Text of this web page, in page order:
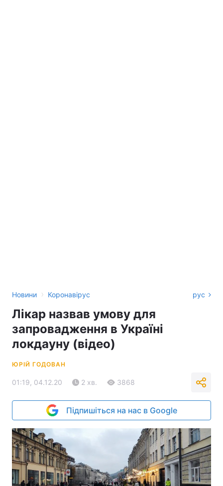
Новини › Коронавірус рус
Лікар назвав умову для
запровадження в Україні
локдауну (відео)
ЮРІЙ ГОДОВАН
01:19, 04.12.20 2 хв. 3868
Підпишіться на нас в Google